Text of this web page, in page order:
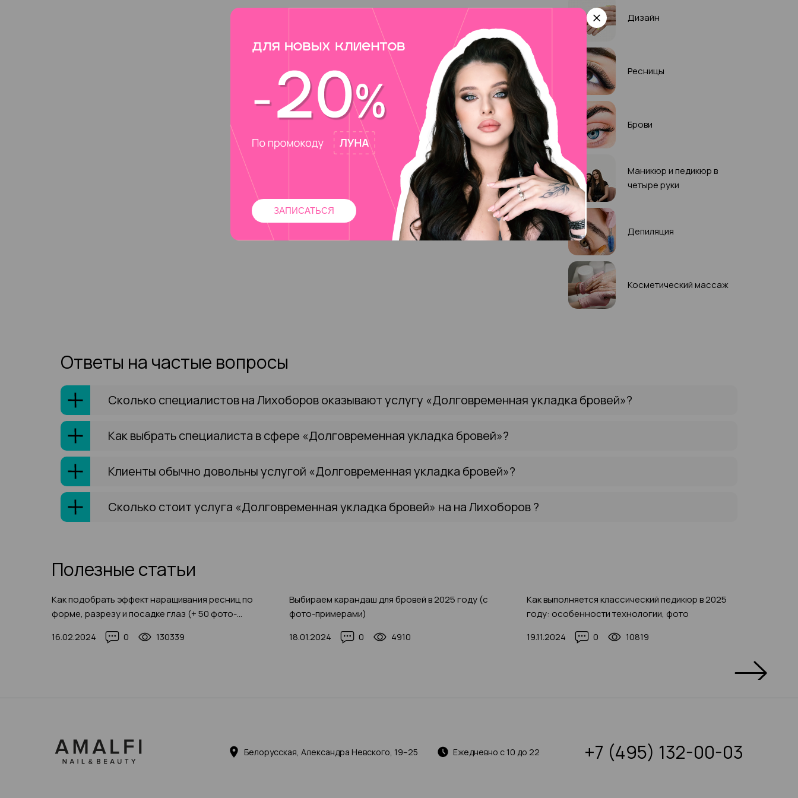
Дизайн
Ресницы
Брови
Маникюр и педикюр в
четыре руки
Депиляция
Косметический массаж
Ответы на частые вопросы
Сколько специалистов на Лихоборов оказывают услугу «Долговременная укладка бровей»?
Как выбрать специалиста в сфере «Долговременная укладка бровей»?
Клиенты обычно довольны услугой «Долговременная укладка бровей»?
Сколько стоит услуга «Долговременная укладка бровей» на на Лихоборов ?
Полезные статьи
Как подобрать эффект наращивания ресниц по
форме, разрезу и посадке глаз (+ 50 фото-
16.02.2024 0 130339
Выбираем карандаш для бровей в 2025 году (с
фото-примерами)
18.01.2024
0 4910
Как выполняется классический педикюр в 2025
году: особенности технологии, фото
19.11.2024
0 10819
Белорусская, Александра Невского, 19–25 Ежедневно с 10 до 22 +7 (495) 132-00-03
ЗАПИСАТЬСЯ